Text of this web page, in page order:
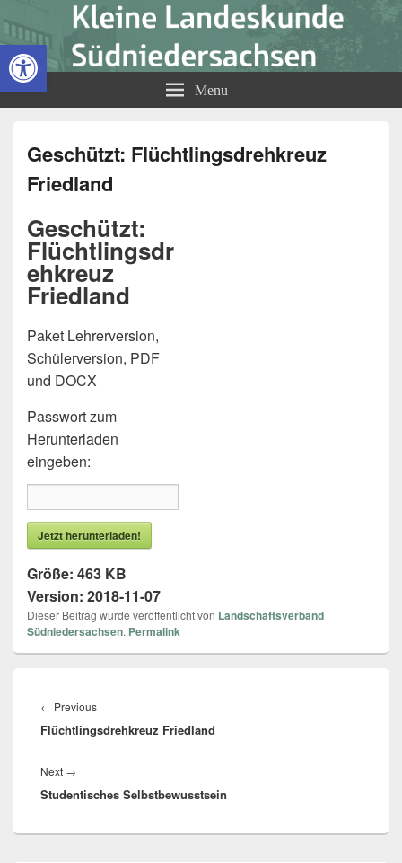
Open toolbar
Kleine Landeskunde
Südniedersachsen
Menu
Geschützt: Flüchtlingsdrehkreuz
Friedland
Geschützt:
Flüchtlingsdr
ehkreuz
Friedland
Paket Lehrerversion,
Schülerversion, PDF
und DOCX
Passwort zum
Herunterladen
eingeben:
Jetzt herunterladen!
Größe: 463 KB
Version: 2018-11-07
Dieser Beitrag wurde veröffentlicht von Landschaftsverband
Südniedersachsen. Permalink
← Previous
post:
Flüchtlingsdrehkreuz Friedland
Next →
post:
Studentisches Selbstbewusstsein